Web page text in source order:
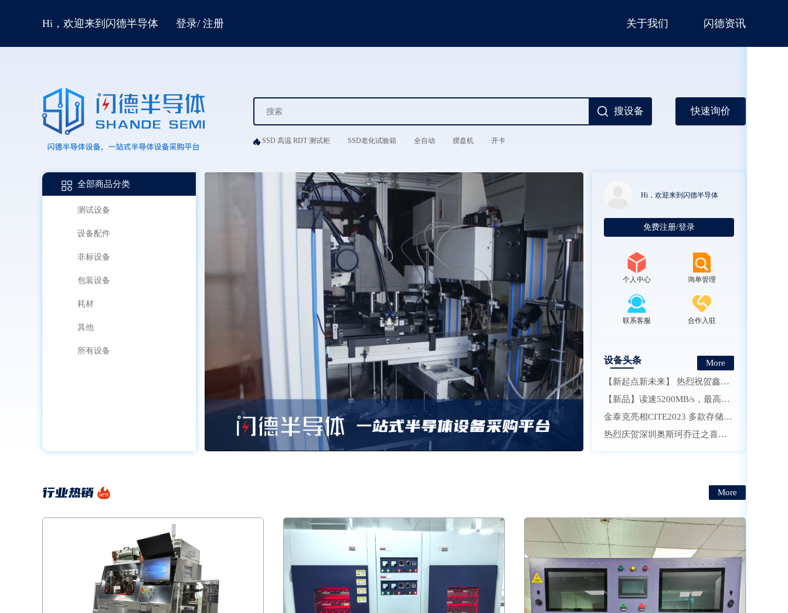
Hi，欢迎来到闪德半导体 登录/ 注册 关于我们 闪德资讯
搜设备 快速询价
SSD 高温 RDT 测试柜 SSD老化试验箱 全自动 摆盘机 开卡
全部商品分类
测试设备
设备配件
非标设备
包装设备
耗材
其他
所有设备
Hi，欢迎来到闪德半导体
免费注册/登录
个人中心 询单管理
联系客服 合作入驻
设备头条
More
【新起点新未来】 热烈祝贺鑫硕泰科技有限公司乔迁大喜
【新品】读速5200MB/s，最高可选2TB，劲芯GMT3000 SSD发布
金泰克亮相CITE2023 多款存储新品受瞩目
热烈庆贺深圳奥斯珂乔迁之喜，开启信创新征程！
行业热销 More